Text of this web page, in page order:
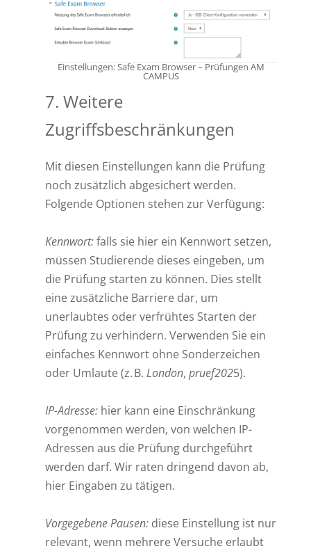
Einstellungen: Safe Exam Browser – Prüfungen AM
CAMPUS
7. Weitere
Zugriffsbeschränkungen
Mit diesen Einstellungen kann die Prüfung
noch zusätzlich abgesichert werden.
Folgende Optionen stehen zur Verfügung:
Kennwort:falls sie hier ein Kennwort setzen,
müssen Studierende dieses eingeben, um
die Prüfung starten zu können. Dies stellt
eine zusätzliche Barriere dar, um
unerlaubtes oder verfrühtes Starten der
Prüfung zu verhindern. Verwenden Sie ein
einfaches Kennwort ohne Sonderzeichen
oder Umlaute (z. B. London, pruef2025).
IP-Adresse:hier kann eine Einschränkung
vorgenommen werden, von welchen IP-
Adressen aus die Prüfung durchgeführt
werden darf. Wir raten dringend davon ab,
hier Eingaben zu tätigen.
Vorgegebene Pausen:diese Einstellung ist nur
relevant, wenn mehrere Versuche erlaubt